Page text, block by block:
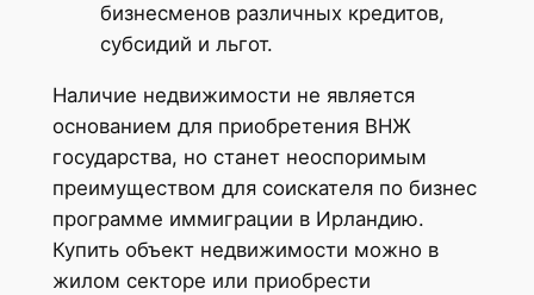
бизнесменов различных кредитов,
субсидий и льгот.
Наличие недвижимости не является
основанием для приобретения ВНЖ
государства, но станет неоспоримым
преимуществом для соискателя по бизнес
программе иммиграции в Ирландию.
Купить объект недвижимости можно в
жилом секторе или приобрести